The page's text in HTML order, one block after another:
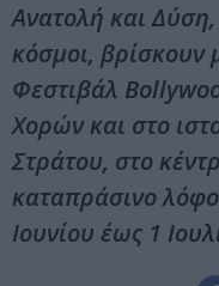
Ανατολή και
κόσμοι, βρίσκουν
Φεστιβάλ
Χορών και στο
Στράτου, στο
καταπράσινο
Ιουνίου έως 1